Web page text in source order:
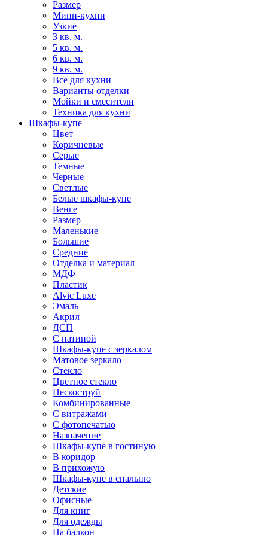
Размер
Мини-кухни
Узкие
3 кв. м.
5 кв. м.
6 кв. м.
9 кв. м.
Все для кухни
Варианты отделки
Мойки и смесители
Техника для кухни
Шкафы-купе
Цвет
Коричневые
Серые
Темные
Черные
Светлые
Белые шкафы-купе
Венге
Размер
Маленькие
Большие
Средние
Отделка и материал
МДФ
Пластик
Alvic Luxe
Эмаль
Акрил
ДСП
С патиной
Шкафы-купе с зеркалом
Матовое зеркало
Стекло
Цветное стекло
Пескоструй
Комбинированные
С витражами
С фотопечатью
Назначение
Шкафы-купе в гостиную
В коридор
В прихожую
Шкафы-купе в спальню
Детские
Офисные
Для книг
Для одежды
На балкон